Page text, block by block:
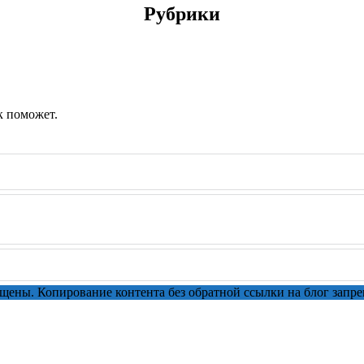
Рубрики
поможет.
Копирование контента без обратной ссылки на блог